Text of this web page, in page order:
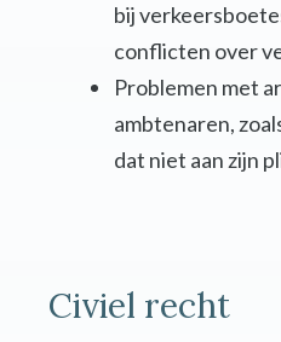
bij
conflicten over
Problemen met
ambtenaren,
dat niet aan zijn
Civiel recht